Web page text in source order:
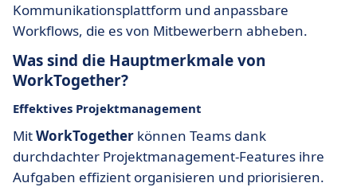
Kommunikationsplattform und anpassbare
Workflows, die es von Mitbewerbern abheben.
Was sind die Hauptmerkmale von
WorkTogether?
Effektives Projektmanagement
MitWorkTogether können Teams dank
durchdachter Projektmanagement-Features ihre
Aufgaben effizient organisieren und priorisieren.